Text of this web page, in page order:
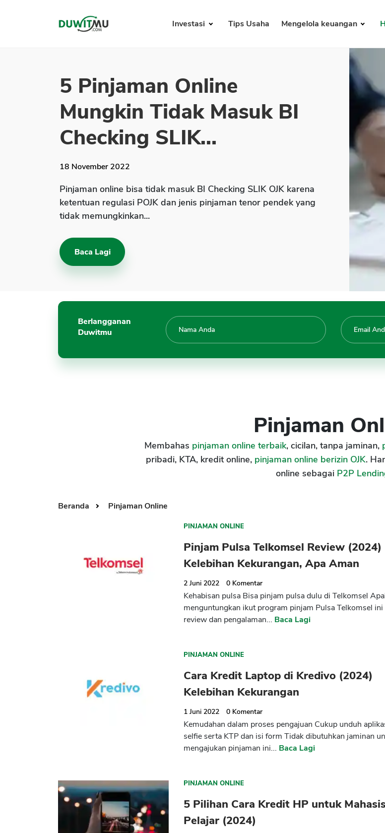
Investasi Tips Usaha Mengelola keuangan
5 Pinjaman Online
Mungkin Tidak Masuk BI
Checking SLIK...
18 November 2022
Pinjaman online bisa tidak masuk BI Checking SLIK OJK karena
ketentuan regulasi POJK dan jenis pinjaman tenor pendek yang
tidak memungkinkan...
Baca Lagi
Berlangganan
Duwitmu
Pinjaman
Membahas pinjaman online terbaik, cicilan, tanpa jaminan,
pribadi, KTA, kredit online, pinjaman online berizin OJK.
online sebagai P2P
Beranda Pinjaman Online
PINJAMAN ONLINE
Pinjam Pulsa Telkomsel Review (2024)
Kelebihan Kekurangan, Apa Aman
2 Juni 2022 0 Komentar
Kehabisan pulsa Bisa pinjam pulsa dulu di Telkomsel
menguntungkan ikut program pinjam Pulsa Telkomsel ini
review dan pengalaman... Baca Lagi
PINJAMAN ONLINE
Cara Kredit Laptop di Kredivo (2024)
Kelebihan Kekurangan
1 Juni 2022 0 Komentar
Kemudahan dalam proses pengajuan Cukup unduh
selfie serta KTP dan isi form Tidak dibutuhkan jaminan
mengajukan pinjaman ini... Baca Lagi
PINJAMAN ONLINE
5 Pilihan Cara Kredit HP untuk
Pelajar (2024)